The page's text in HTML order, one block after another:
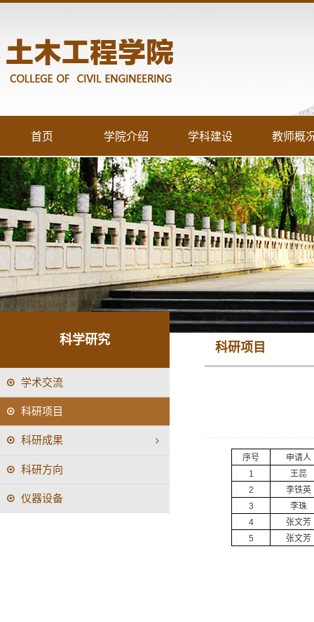
首页 学院介绍 学科建设 教师概
科学研究
学术交流
科研项目
科研成果
科研方向
仪器设备
科研项目
序号 申请人
1 王蕊
2 李铁英
3 李珠
4 张文芳
5 张文芳